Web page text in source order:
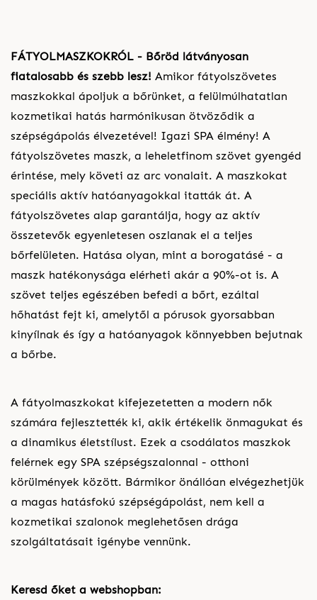
FÁTYOLMASZKOKRÓL - Bőröd látványosan
fiatalosabb és szebb lesz! Amikor fátyolszövetes
maszkokkal ápoljuk a bőrünket, a felülmúlhatatlan
kozmetikai hatás harmónikusan ötvöződik a
szépségápolás élvezetével! Igazi SPA élmény! A
fátyolszövetes maszk, a leheletfinom szövet gyengéd
érintése, mely követi az arc vonalait. A maszkokat
speciális aktív hatóanyagokkal itatták át. A
fátyolszövetes alap garantálja, hogy az aktív
összetevők egyenletesen oszlanak el a teljes
bőrfelületen. Hatása olyan, mint a borogatásé - a
maszk hatékonysága elérheti akár a 90%-ot is. A
szövet teljes egészében befedi a bőrt, ezáltal
hőhatást fejt ki, amelytől a pórusok gyorsabban
kinyílnak és így a hatóanyagok könnyebben bejutnak
a bőrbe.
A fátyolmaszkokat kifejezetetten a modern nők
számára fejlesztették ki, akik értékelik önmagukat és
a dinamikus életstílust. Ezek a csodálatos maszkok
felérnek egy SPA szépségszalonnal - otthoni
körülmények között. Bármikor önállóan elvégezhetjük
a magas hatásfokú szépségápolást, nem kell a
kozmetikai szalonok meglehetősen drága
szolgáltatásait igénybe vennünk.
Keresd őket a webshopban: